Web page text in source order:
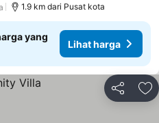
1.9 km dari Pusat kota
yang
Lihat harga
Bagikan